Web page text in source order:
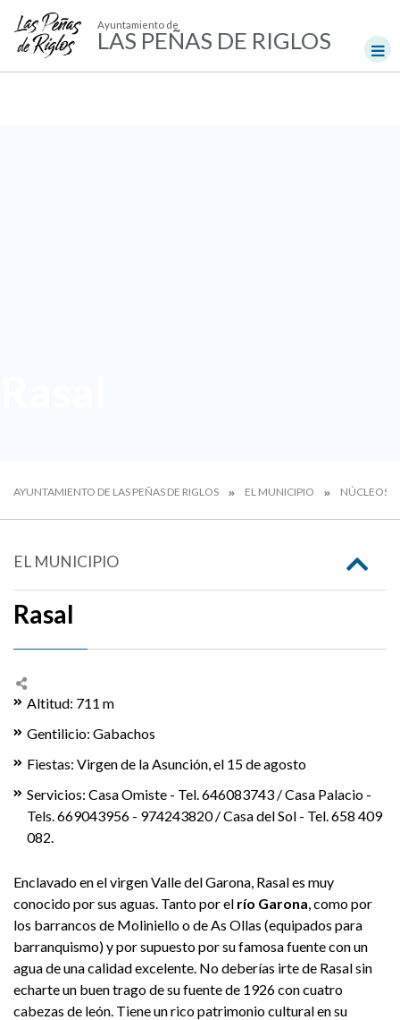
Ayuntamiento de
LAS PEÑAS DE RIGLOS
AYUNTAMIENTO DE LAS PEÑAS DE RIGLOS EL MUNICIPIO NÚCLEOS
EL MUNICIPIO
Rasal
Altitud: 711 m
Gentilicio: Gabachos
Fiestas: Virgen de la Asunción, el 15 de agosto
Servicios: Casa Omiste - Tel. 646083743 / Casa Palacio -
Tels. 669043956 - 974243820 / Casa del Sol - Tel. 658 409
082.
Enclavado en el virgen Valle del Garona, Rasal es muy
conocido por sus aguas. Tanto por el río Garona , como por
los barrancos de Moliniello o de As Ollas (equipados para
barranquismo) y por supuesto por su famosa fuente con un
agua de una calidad excelente. No deberías irte de Rasal sin
echarte un buen trago de su fuente de 1926 con cuatro
cabezas de león. Tiene un rico patrimonio cultural en su